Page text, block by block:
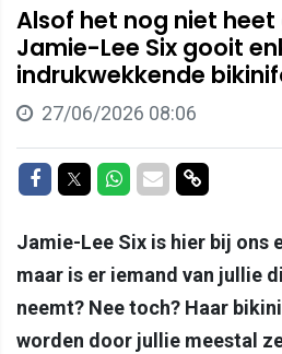
Alsof het nog niet heet
Jamie-Lee Six gooit
indrukwekkende
27/06/2026 08:06
Delen op Facebook
Delen op Twitter
Delen op Whatsapp
Delen via Mail
Delen via
Jamie-Lee Six is hier bij ons
maar is er iemand van jullie
neemt? Nee toch? Haar
worden door jullie meestal